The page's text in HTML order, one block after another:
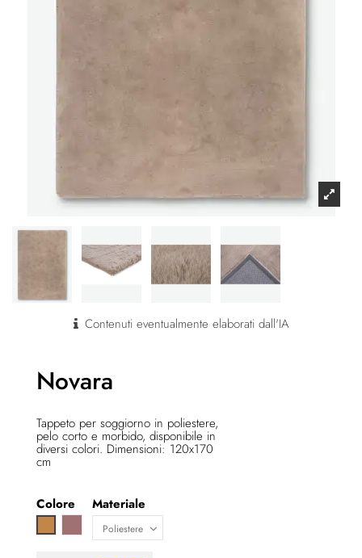
Contenuti eventualmente elaborati dall'IA
Novara
Tappeto per soggiorno in poliestere,
pelo corto e morbido, disponibile in
diversi colori. Dimensioni: 120x170
cm
Colore
Marrone chiaro
Materiale